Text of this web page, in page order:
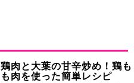
鶏肉と大葉の甘辛炒め！鶏も
も肉を使った簡単レシピ